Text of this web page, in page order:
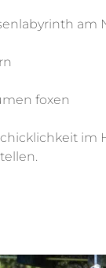
am
foxen
im